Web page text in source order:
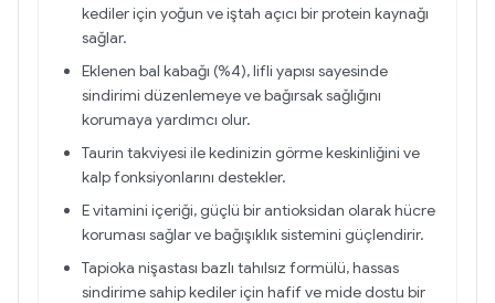
kediler için yoğun ve iştah açıcı bir protein kaynağı
sağlar.
Eklenen bal kabağı (%4), lifli yapısı sayesinde
sindirimi düzenlemeye ve bağırsak sağlığını
korumaya yardımcı olur.
Taurin takviyesi ile kedinizin görme keskinliğini ve
kalp fonksiyonlarını destekler.
E vitamini içeriği, güçlü bir antioksidan olarak hücre
koruması sağlar ve bağışıklık sistemini güçlendirir.
Tapioka nişastası bazlı tahılsız formülü, hassas
sindirime sahip kediler için hafif ve mide dostu bir